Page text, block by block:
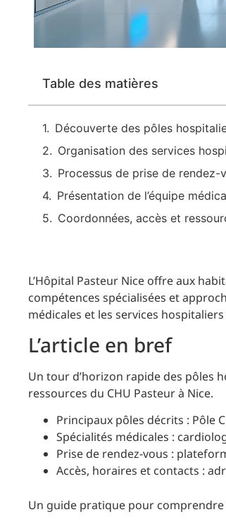
Table des matières
Découverte des pôles
Organisation des services
Processus de prise de
Présentation de l’équipe
Coordonnées, accès et
L’Hôpital Pasteur Nice offre aux
compétences spécialisées et
médicales et les services
L’article en bref
Un tour d’horizon rapide des pôles
ressources du CHU Pasteur à Nice.
Principaux pôles décrits : Pôle
Spécialités médicales :
Prise de rendez-vous :
Accès, horaires et contacts :
Un guide pratique pour comprendre